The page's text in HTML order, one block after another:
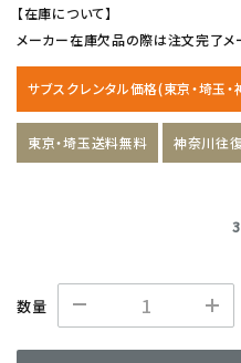
【在庫について】
メーカー在庫欠品の際は注文完了メ
サブスクレンタル価格(東京・埼玉・
東京・埼玉送料無料 神奈川往
数量